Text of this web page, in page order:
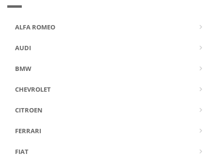
ALFA ROMEO
AUDI
BMW
CHEVROLET
CITROEN
FERRARI
FIAT